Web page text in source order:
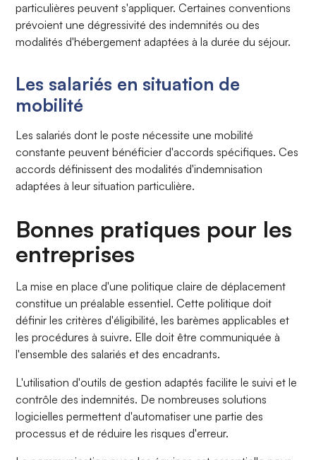
particulières peuvent s'appliquer. Certaines conventions
prévoient une dégressivité des indemnités ou des
modalités d'hébergement adaptées à la durée du séjour.
Les salariés en situation de
mobilité
Les salariés dont le poste nécessite une mobilité
constante peuvent bénéficier d'accords spécifiques. Ces
accords définissent des modalités d'indemnisation
adaptées à leur situation particulière.
Bonnes pratiques pour les
entreprises
La mise en place d'une politique claire de déplacement
constitue un préalable essentiel. Cette politique doit
définir les critères d'éligibilité, les barèmes applicables et
les procédures à suivre. Elle doit être communiquée à
l'ensemble des salariés et des encadrants.
L'utilisation d'outils de gestion adaptés facilite le suivi et le
contrôle des indemnités. De nombreuses solutions
logicielles permettent d'automatiser une partie des
processus et de réduire les risques d'erreur.